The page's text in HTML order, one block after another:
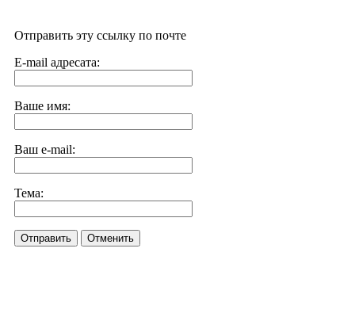
Отправить эту ссылку по почте
E-mail адресата:
Ваше имя:
Ваш e-mail:
Тема:
Отправить Отменить